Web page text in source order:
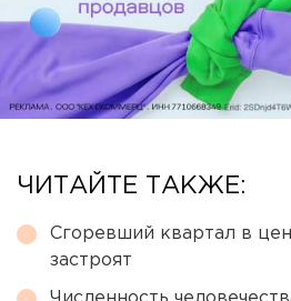
ЧИТАЙТЕ ТАКЖЕ:
Сгоревший квартал в
застроят